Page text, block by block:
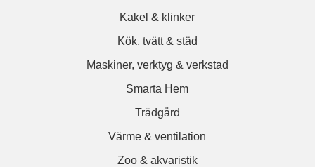
Kakel & klinker
Kök, tvätt & städ
Maskiner, verktyg & verkstad
Smarta Hem
Trädgård
Värme & ventilation
Zoo & akvaristik